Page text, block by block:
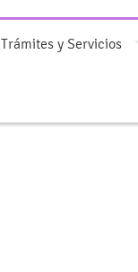
Trámites y Servicios